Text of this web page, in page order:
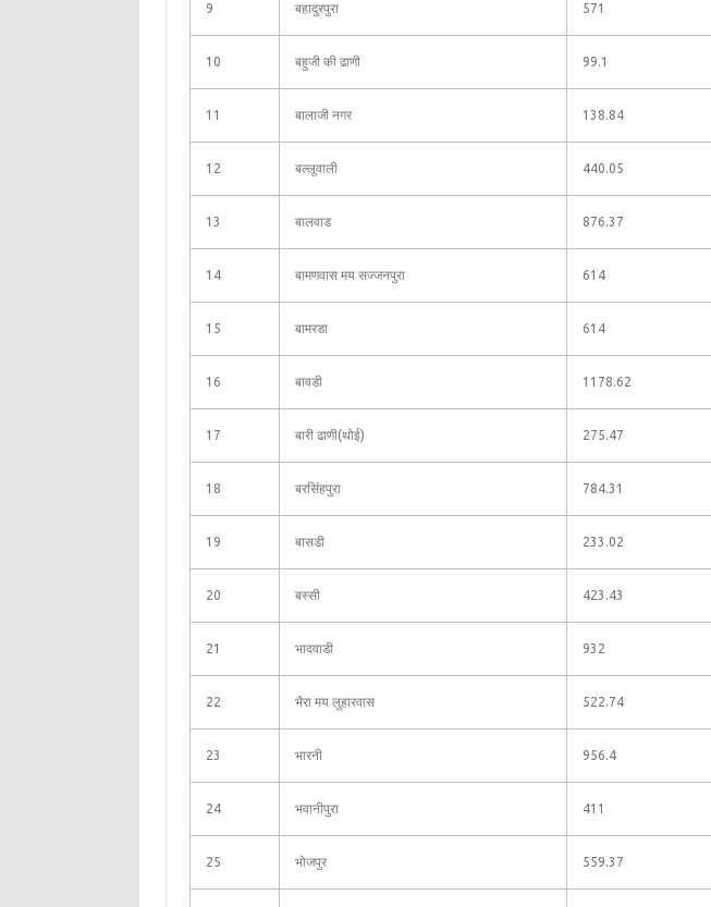
9 बहादुरपुरा 571
10 बहुजी की ढाणी 99.1
11 बालाजी नगर 138.84
12 बल्लूवाली 440.05
13 बालवाड 876.37
14 बामणवास मय सज्जनपुरा 614
15 बामरडा 614
16 बावडी 1178.62
17 बारी ढाणी(थोई) 275.47
18 बरसिंहपुरा 784.31
19 बासडी 233.02
20 बस्सी 423.43
21 भादवाडी 932
22 भैरा मय लुहारवास 522.74
23 भारनी 956.4
24 भवानीपुरा 411
25 भोजपुर 559.37